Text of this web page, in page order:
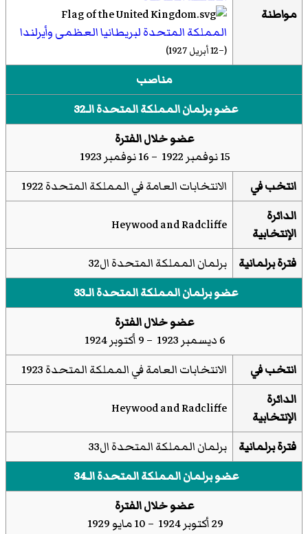
مواطنة
المملكة المتحدة لبريطانيا العظمى وأيرلندا
(–12 أبريل 1927)
مناصب
عضو برلمان المملكة المتحدة الـ32
عضو خلال الفترة
15 نوفمبر 1922 – 16 نوفمبر 1923
انتخب في
الانتخابات العامة في المملكة المتحدة 1922
الدائرة
الإنتخابية
Heywood and Radcliffe
فترة برلمانية
برلمان المملكة المتحدة ال32
عضو برلمان المملكة المتحدة الـ33
عضو خلال الفترة
6 ديسمبر 1923 – 9 أكتوبر 1924
انتخب في
الانتخابات العامة في المملكة المتحدة 1923
الدائرة
الإنتخابية
Heywood and Radcliffe
فترة برلمانية
برلمان المملكة المتحدة ال33
عضو برلمان المملكة المتحدة الـ34
عضو خلال الفترة
29 أكتوبر 1924 – 10 مايو 1929